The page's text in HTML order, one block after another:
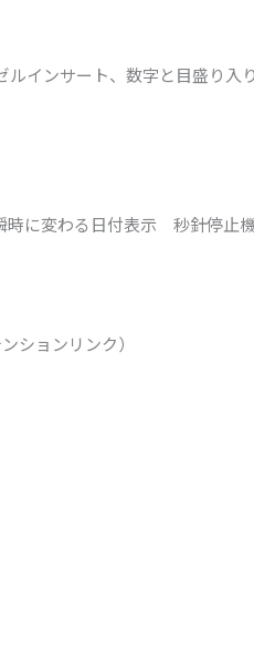
インサート、数字と目盛り入り
に変わる日付表示 秒針停止機
ションリンク）